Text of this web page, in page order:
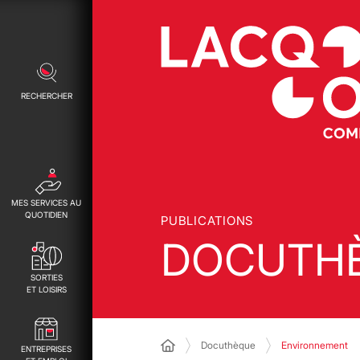
RECHERCHER
MES SERVICES AU
QUOTIDIEN
SORTIES
ET LOISIRS
ENTREPRISES
PUBLICATIONS
Docuthèque Environnement